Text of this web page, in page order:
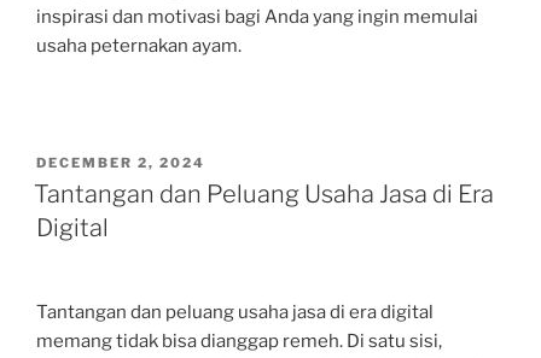
inspirasi dan motivasi bagi Anda yang ingin memulai
usaha peternakan ayam.
POSTED
ON
DECEMBER 2, 2024
Tantangan dan Peluang Usaha Jasa di Era
Digital
Tantangan dan peluang usaha jasa di era digital
memang tidak bisa dianggap remeh. Di satu sisi,